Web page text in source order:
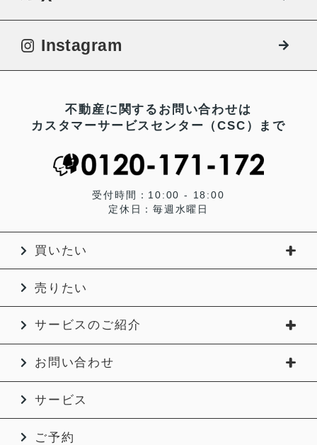
Instagram
不動産に関するお問い合わせは
カスタマーサービスセンター（CSC）まで
受付時間：10:00 - 18:00
定休日：毎週水曜日
買いたい
売りたい
サービスのご紹介
お問い合わせ
サービス
ご予約